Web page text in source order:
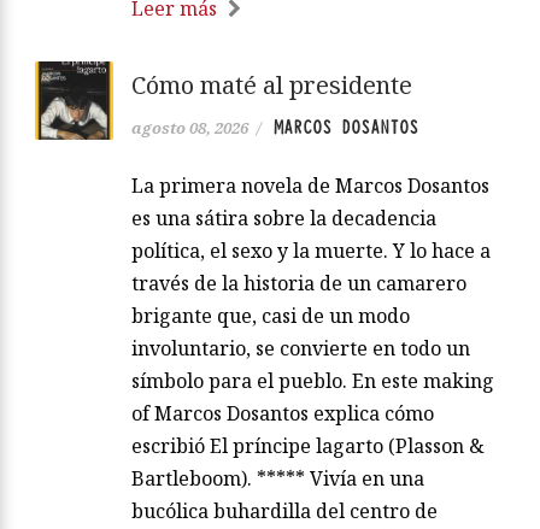
Leer más
Cómo maté al presidente
agosto 08, 2026 / MARCOS DOSANTOS
La primera novela de Marcos Dosantos
es una sátira sobre la decadencia
política, el sexo y la muerte. Y lo hace a
través de la historia de un camarero
brigante que, casi de un modo
involuntario, se convierte en todo un
símbolo para el pueblo. En este making
of Marcos Dosantos explica cómo
escribió El príncipe lagarto (Plasson &
Bartleboom). ***** Vivía en una
bucólica buhardilla del centro de